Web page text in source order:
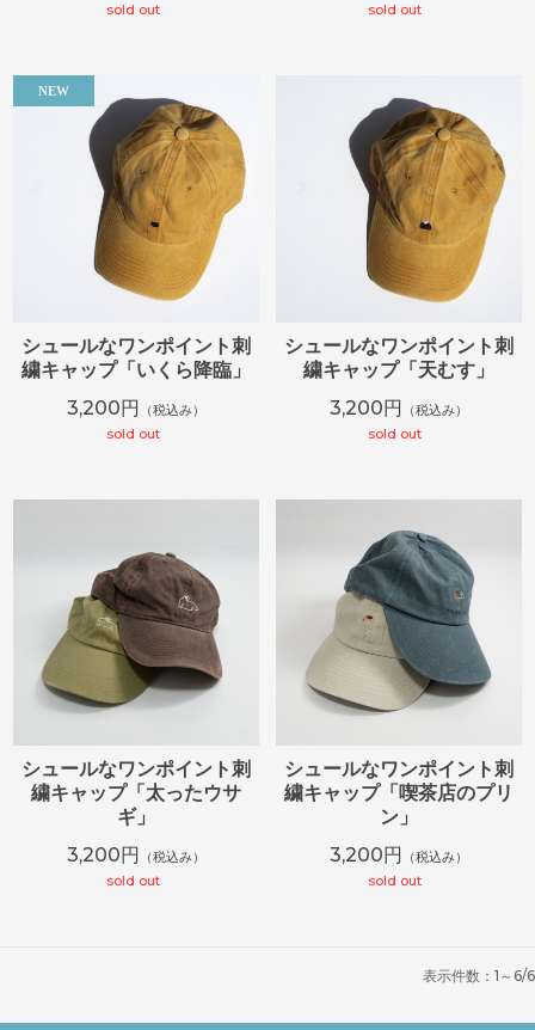
sold out
sold out
シュールなワンポイント刺
繍キャップ「いくら降臨」
3,200円
（税込み）
sold out
シュールなワンポイント刺
繍キャップ「天むす」
3,200円
（税込み）
sold out
シュールなワンポイント刺
繍キャップ「太ったウサ
ギ」
3,200円
（税込み）
sold out
シュールなワンポイント刺
繍キャップ「喫茶店のプリ
ン」
3,200円
（税込み）
sold out
表示件数：1～6/6